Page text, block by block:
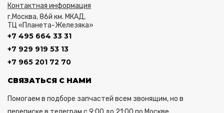
Контактная информация
г.Москва, 86й км. МКАД,
ТЦ «Планета-Железяка»
+7 495 664 33 31
+7 929 919 53 13
+7 965 201 72 70
СВЯЗАТЬСЯ С НАМИ
Помогаем в подборе запчастей всем звонящим, но в